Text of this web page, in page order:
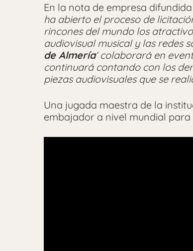
En la nota de empresa
ha abierto el proceso de
rincones del mundo los
audiovisual musical y las redes
de Almería‘ colaborará en
continuará contando con los
piezas audiovisuales que se
Una jugada maestra de la
embajador a nivel mundial